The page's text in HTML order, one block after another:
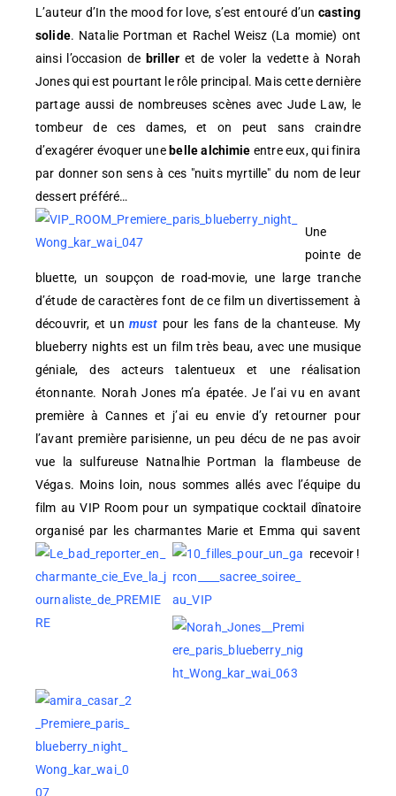
L’auteur d’In the mood for love, s’est entouré d’un casting
solide. Natalie Portman et Rachel Weisz (La momie) ont
ainsi l’occasion de briller et de voler la vedette à Norah
Jones qui est pourtant le rôle principal. Mais cette dernière
partage aussi de nombreuses scènes avec Jude Law, le
tombeur de ces dames, et on peut sans craindre
d’exagérer évoquer une belle alchimie entre eux, qui finira
par donner son sens à ces "nuits myrtille" du nom de leur
dessert préféré…
Une
pointe de
bluette, un soupçon de road-movie, une large tranche
d’étude de caractères font de ce film un divertissement à
découvrir, et unmust pour les fans de la chanteuse. My
blueberry nights est un film très beau, avec une musique
géniale, des acteurs talentueux et une réalisation
étonnante. Norah Jones m’a épatée. Je l’ai vu en avant
première à Cannes et j’ai eu envie d’y retourner pour
l’avant première parisienne, un peu décu de ne pas avoir
vue la sulfureuse Natnalhie Portman la flambeuse de
Végas. Moins loin, nous sommes allés avec l’équipe du
film au VIP Room pour un sympatique cocktail dînatoire
organisé par les charmantes Marie et Emma qui savent
recevoir !